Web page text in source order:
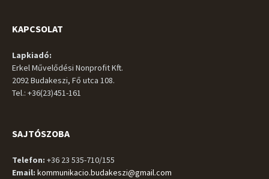
KAPCSOLAT
Lapkiadó:
Erkel Művelődési Nonprofit Kft.
2092 Budakeszi, Fő utca 108.
Tel.: +36(23)451-161
SAJTÓSZOBA
Telefon: +36 23 535-710/155
Email: kommunikacio.budakeszi@gmail.com